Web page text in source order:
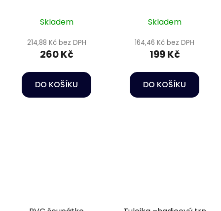
Skladem
214,88 Kč bez DPH
260 Kč
DO KOŠÍKU
Skladem
164,46 Kč bez DPH
199 Kč
DO KOŠÍKU